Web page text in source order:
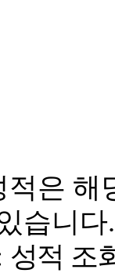
은 해
습니다.
성적 조